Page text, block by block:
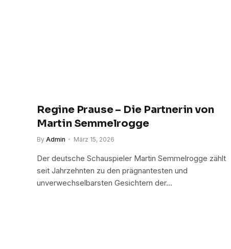
Regine Prause – Die Partnerin von
Martin Semmelrogge
By Admin März 15, 2026
Der deutsche Schauspieler Martin Semmelrogge zählt
seit Jahrzehnten zu den prägnantesten und
unverwechselbarsten Gesichtern der…